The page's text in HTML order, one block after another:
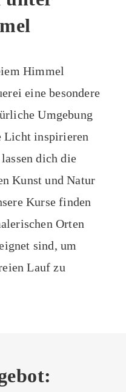
Himmel
eine besondere
Umgebung
Licht inspirieren
dich die
Kunst und Natur
Kurse finden
Orten
sind, um
Lauf zu